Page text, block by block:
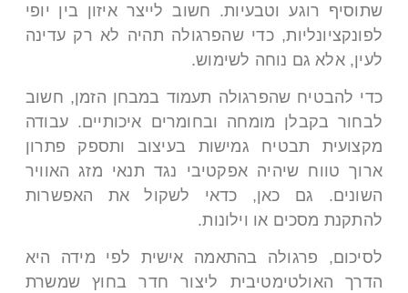
שתוסיף רוגע וטבעיות. חשוב לייצר איזון בין יופי
לפונקציונליות, כדי שהפרגולה תהיה לא רק עדינה
לעין, אלא גם נוחה לשימוש.
כדי להבטיח שהפרגולה תעמוד במבחן הזמן, חשוב
לבחור בקבלן מומחה ובחומרים איכותיים. עבודה
מקצועית תבטיח גמישות בעיצוב ותספק פתרון
ארוך טווח שיהיה אפקטיבי נגד תנאי מזג האוויר
השונים. גם כאן, כדאי לשקול את האפשרות
להתקנת מסכים או וילונות.
לסיכום, פרגולה בהתאמה אישית לפי מידה היא
הדרך האולטימטיבית ליצור חדר בחוץ שמשרת